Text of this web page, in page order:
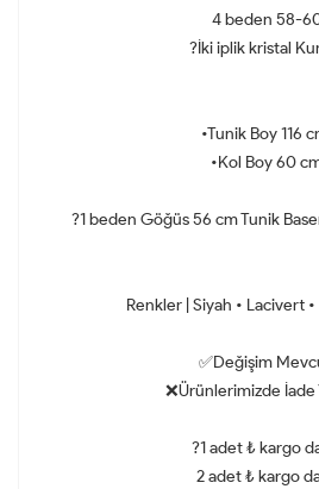
4 beden 58-
?İki iplik kristal
•Tunik Boy 116
•Kol Boy 60
?1 beden Göğüs 56 cm Tunik
Renkler | Siyah • Lacivert
✅Değişim
❌Ürünlerimizde
?1 adet ₺ kargo
2 adet ₺ kargo